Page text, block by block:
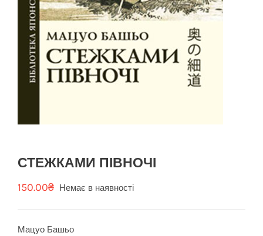
СТЕЖКАМИ ПІВНОЧІ
150.00₴ Немає в наявності
Мацуо Башьо